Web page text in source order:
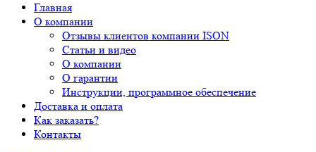
Главная
О компании
Отзывы клиентов компании ISON
Статьи и видео
О компании
О гарантии
Инструкции, программное обеспечение
Доставка и оплата
Как заказать?
Контакты